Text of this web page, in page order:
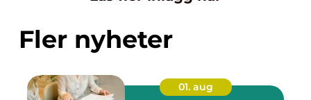
Fler nyheter
01. aug